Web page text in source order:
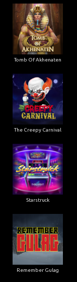
Tomb Of Akhenaten
The Creepy Carnival
Starstruck
Remember Gulag